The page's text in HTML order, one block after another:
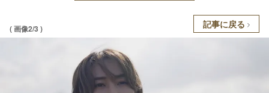
( 画像2/3 ) 記事に戻る